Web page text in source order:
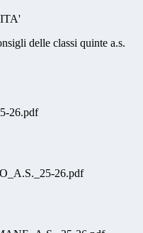
delle classi quinte a.s.
26.pdf
26.pdf